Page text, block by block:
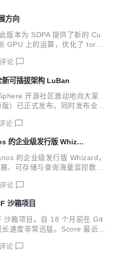
方向
版本为 SDPA 提供了新的 Cu
GPU 上的运算，优化了 torc
，支持 FP16、CPP 包装器
并鼓励用户试用新功能并反馈
评论
可插拔架构 LuBan
开源社区激动地向大家
）已正式发布，同时发布全新
论
的企业级发行版 Whizar
的企业级发行版 Whizard，
、可存储与查询海量监控数
上的标准，但 Prometheus
Thanos 作为云原生社区主流
提供了 Prometheus 高可
等能力，但也存在组件及参数
展能力；各组...
评论
沙箱项目
沙箱项目。自 18 个月前在 Git
速度非常迅猛。Score 最近推
展的解决方案，帮助用户快
论